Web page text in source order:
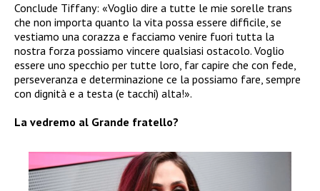
Conclude Tiffany: «Voglio dire a tutte le mie sorelle trans
che non importa quanto la vita possa essere difficile, se
vestiamo una corazza e facciamo venire fuori tutta la
nostra forza possiamo vincere qualsiasi ostacolo. Voglio
essere uno specchio per tutte loro, far capire che con fede,
perseveranza e determinazione ce la possiamo fare, sempre
con dignità e a testa (e tacchi) alta!».
La vedremo al Grande fratello?